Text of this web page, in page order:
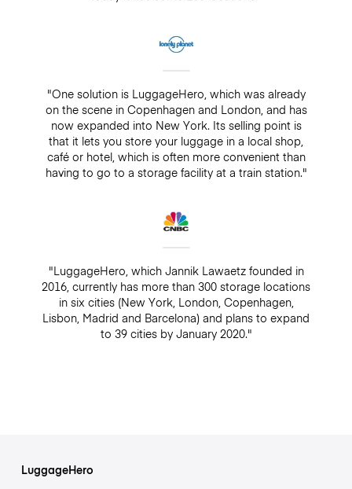
"One solution is LuggageHero, which was already
on the scene in Copenhagen and London, and has
now expanded into New York. Its selling point is
that it lets you store your luggage in a local shop,
café or hotel, which is often more convenient than
having to go to a storage facility at a train station."
"LuggageHero, which Jannik Lawaetz founded in
2016, currently has more than 300 storage locations
in six cities (New York, London, Copenhagen,
Lisbon, Madrid and Barcelona) and plans to expand
to 39 cities by January 2020."
LuggageHero